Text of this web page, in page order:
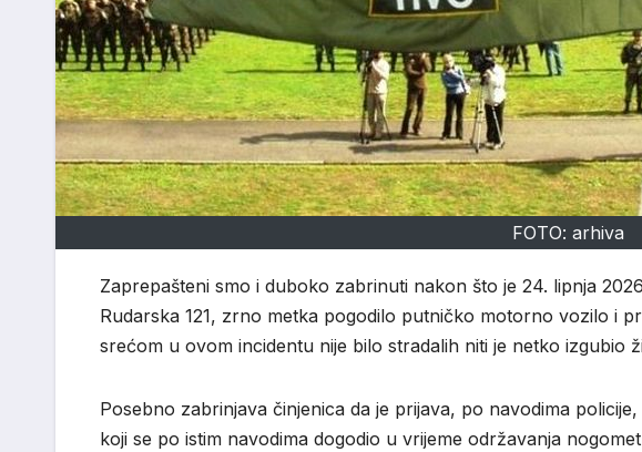
FOTO: arhiva
Zaprepašteni smo i duboko zabrinuti nakon što je 24. lipnja
Rudarska 121, zrno metka pogodilo putničko motorno vozilo i
srećom u ovom incidentu nije bilo stradalih niti je netko izgubio
Posebno zabrinjava činjenica da je prijava, po navodima
koji se po istim navodima dogodio u vrijeme održavanja